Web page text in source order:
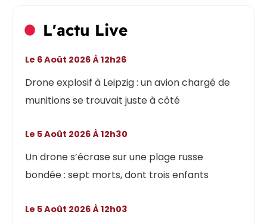
L'actu Live
Drone explosif à Leipzig : un avion chargé de
munitions se trouvait juste à côté
Le 6 Août 2026 À 12h26
Un drone s’écrase sur une plage russe
bondée : sept morts, dont trois enfants
Le 5 Août 2026 À 12h30
Le 5 Août 2026 À 12h03